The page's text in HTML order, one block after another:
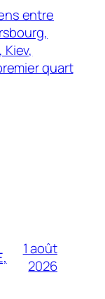
entre
quart
1 août
2026